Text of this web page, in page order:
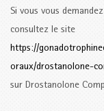
Si vous vous
consultez le site
https://
oraux/drostanolone-
sur Drostanolone